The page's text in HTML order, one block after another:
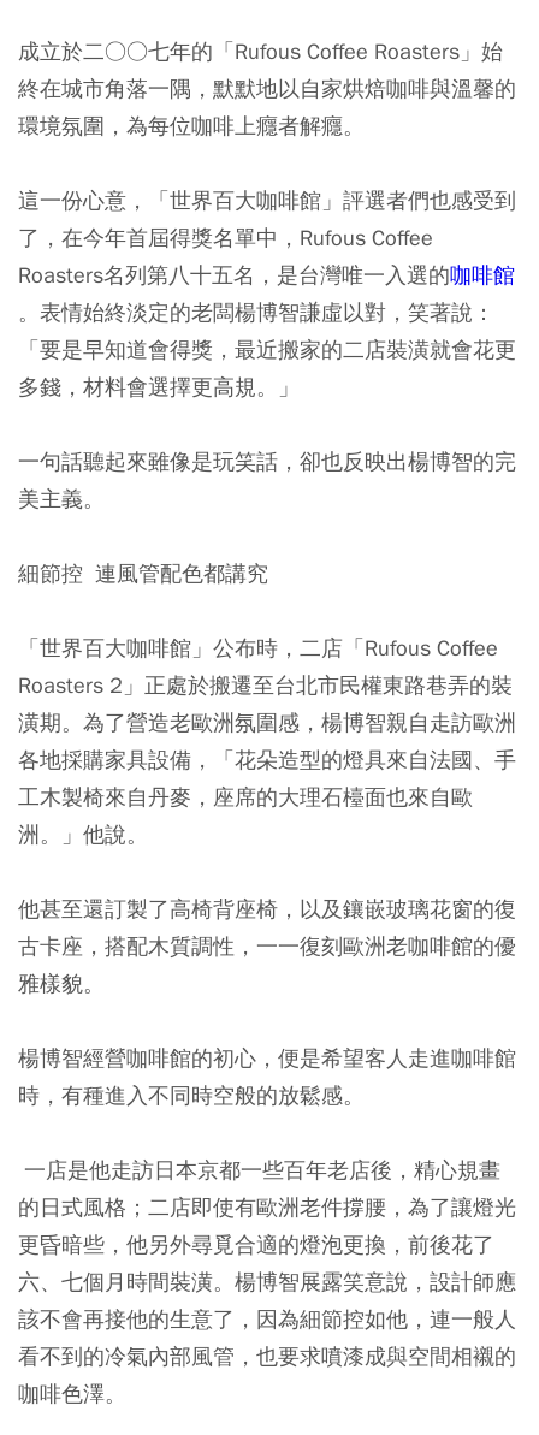
成立於二○○七年的「Rufous Coffee Roasters」始
終在城市角落一隅，默默地以自家烘焙咖啡與溫馨的
環境氛圍，為每位咖啡上癮者解癮。
這一份心意，「世界百大咖啡館」評選者們也感受到
了，在今年首屆得獎名單中，Rufous Coffee
Roasters名列第八十五名，是台灣唯一入選的咖啡館
。表情始終淡定的老闆楊博智謙虛以對，笑著說：
「要是早知道會得獎，最近搬家的二店裝潢就會花更
多錢，材料會選擇更高規。」
一句話聽起來雖像是玩笑話，卻也反映出楊博智的完
美主義。
細節控 連風管配色都講究
「世界百大咖啡館」公布時，二店「Rufous Coffee
Roasters 2」正處於搬遷至台北市民權東路巷弄的裝
潢期。為了營造老歐洲氛圍感，楊博智親自走訪歐洲
各地採購家具設備，「花朵造型的燈具來自法國、手
工木製椅來自丹麥，座席的大理石檯面也來自歐
洲。」他說。
他甚至還訂製了高椅背座椅，以及鑲嵌玻璃花窗的復
古卡座，搭配木質調性，一一復刻歐洲老咖啡館的優
雅樣貌。
楊博智經營咖啡館的初心，便是希望客人走進咖啡館
時，有種進入不同時空般的放鬆感。
一店是他走訪日本京都一些百年老店後，精心規畫
的日式風格；二店即使有歐洲老件撐腰，為了讓燈光
更昏暗些，他另外尋覓合適的燈泡更換，前後花了
六、七個月時間裝潢。楊博智展露笑意說，設計師應
該不會再接他的生意了，因為細節控如他，連一般人
看不到的冷氣內部風管，也要求噴漆成與空間相襯的
咖啡色澤。